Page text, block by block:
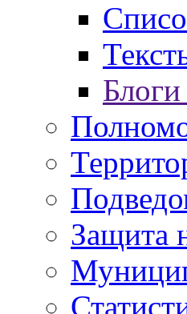
Защита